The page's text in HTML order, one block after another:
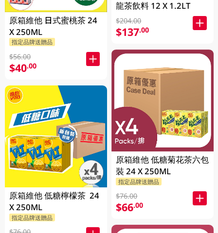
原箱維他 日式蜜桃茶 24
X 250ML
指定品牌送贈品
$56.00
$40.00
原箱維他 低糖檸檬茶 24
X 250ML
指定品牌送贈品
龍茶飲料 12 X 1.2LT
$204.00
$137.00
原箱維他 低糖菊花茶六包
裝 24 X 250ML
指定品牌送贈品
$76.00
$66.00